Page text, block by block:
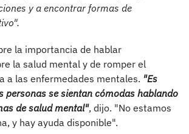
y a encontrar formas de
la importancia de hablar
la salud mental y de romper el
a las enfermedades mentales. "Es
personas se sientan cómodas hablando
de salud mental", dijo. "No estamos
y hay ayuda disponible".